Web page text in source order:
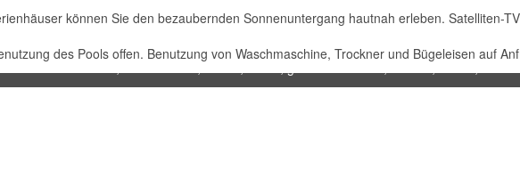
können Sie den bezaubernden Sonnenuntergang hautnah erleben. Satelliten-
des Pools offen. Benutzung von Waschmaschine, Trockner und Bügeleisen auf
2 Schlafzimmern, Wohnzimmer, Küche, 2 Bädern, grosse Terrasse, SAT-TV, WLAN,